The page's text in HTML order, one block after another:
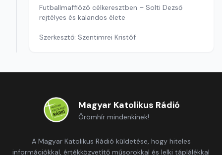
Futballmaffiózó célkeresztben – Solti Dezső
rejtélyes és kalandos élete
Szerkesztő: Szentimrei Kristóf
Magyar Katolikus Rádió
Örömhír mindenkinek!
A Magyar Katolikus Rádió küldetése, hogy hiteles
információkkal, értékközvetítő műsorokkal és lelki táplálékkal